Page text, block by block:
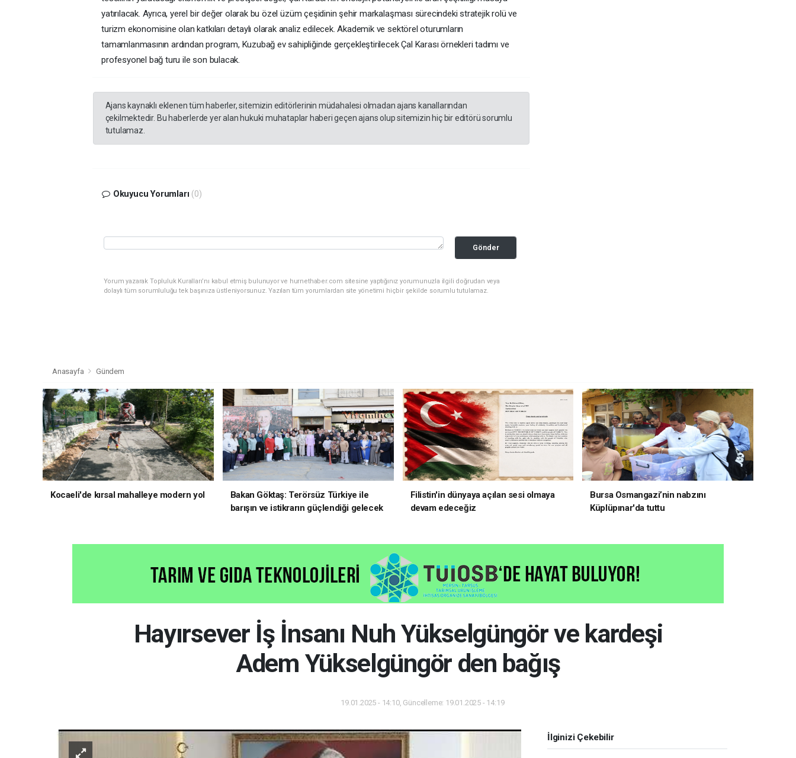
yatırılacak. Ayrıca, yerel bir değer olarak bu özel üzüm çeşidinin şehir markalaşması sürecindeki stratejik rolü ve
turizm ekonomisine olan katkıları detaylı olarak analiz edilecek. Akademik ve sektörel oturumların
tamamlanmasının ardından program, Kuzubağ ev sahipliğinde gerçekleştirilecek Çal Karası örnekleri tadımı ve
profesyonel bağ turu ile son bulacak.
Ajans kaynaklı eklenen tüm haberler, sitemizin editörlerinin müdahalesi olmadan ajans kanallarından
çekilmektedir. Bu haberlerde yer alan hukuki muhataplar haberi geçen ajans olup sitemizin hiç bir editörü sorumlu
tutulamaz.
Okuyucu Yorumları (0)
Gönder
Yorum yazarak Topluluk Kuralları’nı kabul etmiş bulunuyor ve hurnethaber.com sitesine yaptığınız yorumunuzla ilgili doğrudan veya
dolaylı tüm sorumluluğu tek başınıza üstleniyorsunuz. Yazılan tüm yorumlardan site yönetimi hiçbir şekilde sorumlu tutulamaz.
Anasayfa Gündem
Kocaeli'de kırsal mahalleye modern yol
Bakan Göktaş: Terörsüz Türkiye ile
barışın ve istikrarın güçlendiği gelecek
Filistin'in dünyaya açılan sesi olmaya
devam edeceğiz
Bursa Osmangazi’nin nabzını
Küplüpınar'da tuttu
Hayırsever İş İnsanı Nuh Yükselgüngör ve kardeşi
Adem Yükselgüngör den bağış
19.01.2025 - 14:10, Güncelleme: 19.01.2025 - 14:19
İlginizi Çekebilir